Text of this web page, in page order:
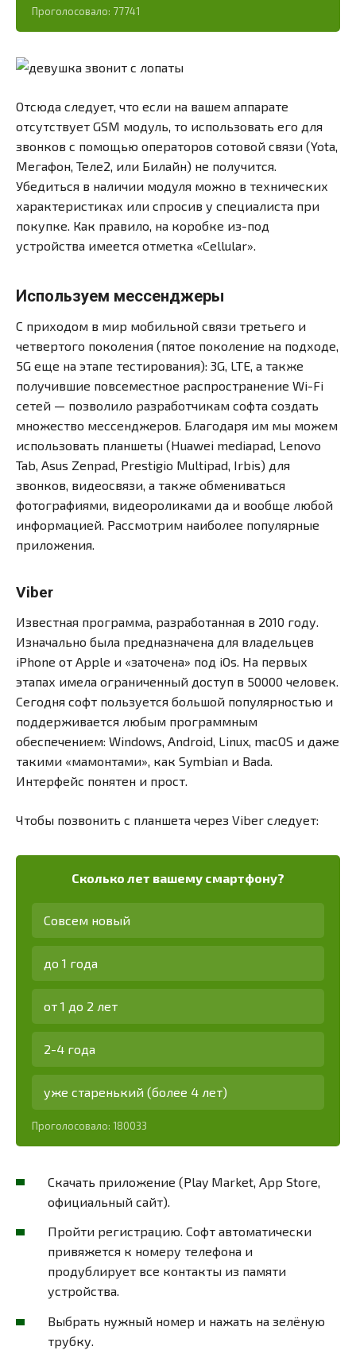
Проголосовало: 77741
Отсюда следует, что если на вашем аппарате
отсутствует GSM модуль, то использовать его для
звонков с помощью операторов сотовой связи (Yota,
Мегафон, Теле2, или Билайн) не получится.
Убедиться в наличии модуля можно в технических
характеристиках или спросив у специалиста при
покупке. Как правило, на коробке из-под
устройства имеется отметка «Cellular».
Используем мессенджеры
С приходом в мир мобильной связи третьего и
четвертого поколения (пятое поколение на подходе,
5G еще на этапе тестирования): 3G, LTE, а также
получившие повсеместное распространение Wi-Fi
сетей — позволило разработчикам софта создать
множество мессенджеров. Благодаря им мы можем
использовать планшеты (Huawei mediapad, Lenovo
Tab, Asus Zenpad, Prestigio Multipad, Irbis) для
звонков, видеосвязи, а также обмениваться
фотографиями, видеороликами да и вообще любой
информацией. Рассмотрим наиболее популярные
приложения.
Viber
Известная программа, разработанная в 2010 году.
Изначально была предназначена для владельцев
iPhone от Apple и «заточена» под iOs. На первых
этапах имела ограниченный доступ в 50000 человек.
Сегодня софт пользуется большой популярностью и
поддерживается любым программным
обеспечением: Windows, Android, Linux, macOS и даже
такими «мамонтами», как Symbian и Bada.
Интерфейс понятен и прост.
Чтобы позвонить с планшета через Viber следует:
Сколько лет вашему смартфону?
Совсем новый
до 1 года
от 1 до 2 лет
2-4 года
уже старенький (более 4 лет)
Проголосовало: 180033
Скачать приложение (Play Market, App Store,
официальный сайт).
Пройти регистрацию. Софт автоматически
привяжется к номеру телефона и
продублирует все контакты из памяти
устройства.
Выбрать нужный номер и нажать на зелёную
трубку.